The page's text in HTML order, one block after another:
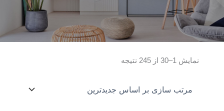
نمایش 1–30 از 245 نتیجه